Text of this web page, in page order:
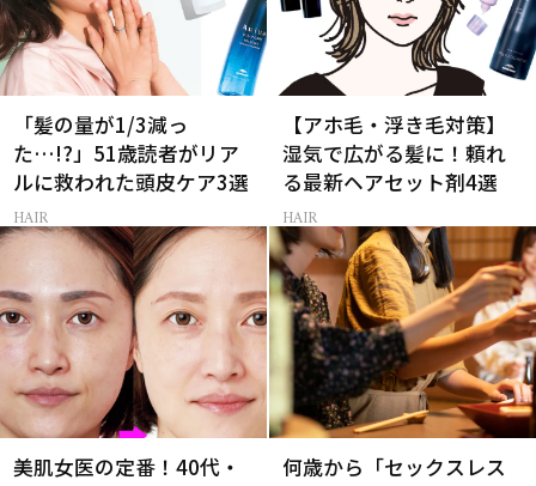
「髪の量が1/3減っ
た…!?」51歳読者がリア
ルに救われた頭皮ケア3選
HAIR
【アホ毛・浮き毛対策】
湿気で広がる髪に！頼れ
る最新ヘアセット剤4選
HAIR
美肌女医の定番！40代・
何歳から「セックスレス